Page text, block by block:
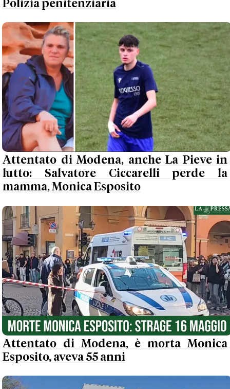
Polizia penitenziaria
Attentato di Modena, anche La Pieve in
lutto: Salvatore Ciccarelli perde la
mamma, Monica Esposito
Attentato di Modena, è morta Monica
Esposito, aveva 55 anni